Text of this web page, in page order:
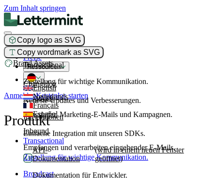
Zum Inhalt springen
Copy logo as SVG
Copy wordmark as SVG
Brand Assets
Produkt
Transactional
Zustellung für wichtige Kommunikation.
Broadcast
Newsletter, Marketing-E-Mails und Kampagnen.
Inbound
Empfangen und verarbeiten eingehender E-Mails.
Preise
Ressourcen
Changelog
Neueste Updates und Verbesserungen.
Integrationen
Einfache Integration mit unseren SDKs.
API-
Dokumentation
(wird in einem neuen Fenster
geöffnet)
Dokumentation für Entwickler.
English
Nederlands
Français
Español
AnmeldenKostenlos starten
Produkt
Transactional
Zustellung für wichtige Kommunikation.
Broadcast